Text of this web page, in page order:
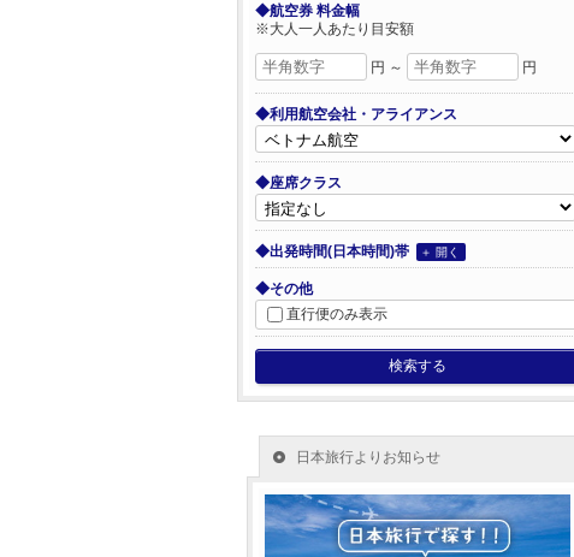
◆航空券 料金幅
※大人一人あたり目安額
円 ～ 円
◆利用航空会社・アライアンス
◆座席クラス
◆出発時間(日本時間)帯 ＋ 開く
◆その他
直行便のみ表示
検索する